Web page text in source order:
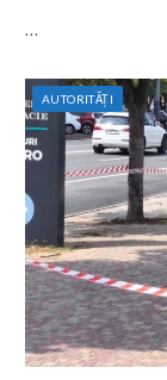
…
AUTORITĂȚI